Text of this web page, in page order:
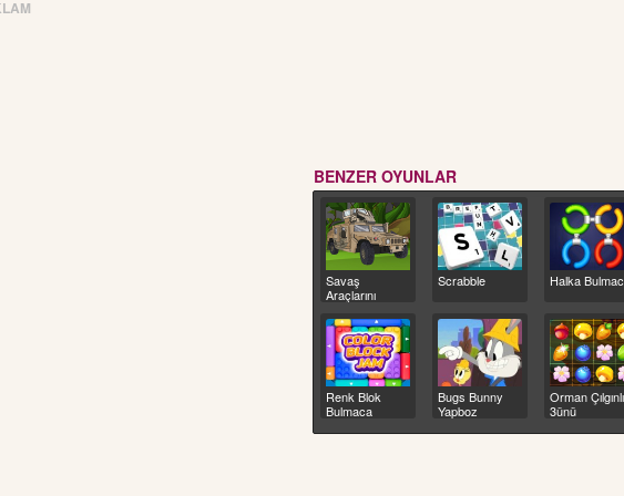
BENZER OYUNLAR
Savaş
Araçlarını
Eşleştir
Scrabble Halka
Renk Blok
Bulmaca
Bugs Bunny
Yapboz
Orman
3ünü